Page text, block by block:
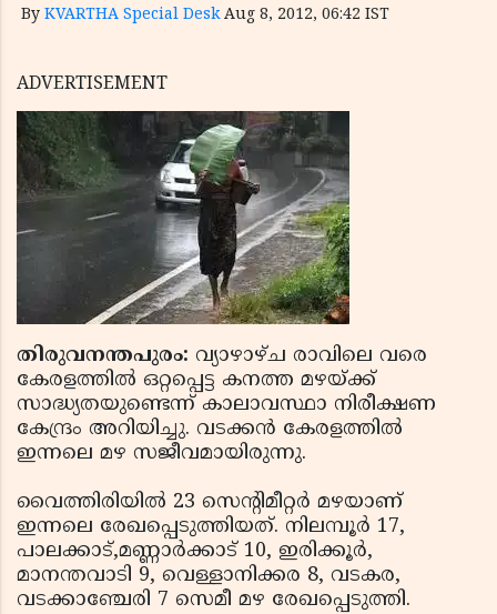
By KVARTHA Special Desk Aug 8, 2012, 06:42 IST
ADVERTISEMENT
തിരുവനന്തപുരം: വ്യാഴാഴ്ച രാവിലെ വരെ
കേരളത്തില്‍ ഒറ്റപ്പെട്ട കനത്ത മഴയ്ക്ക്
സാദ്ധ്യതയുണ്ടെന്ന് കാലാവസ്ഥാ നിരീക്ഷണ
കേന്ദ്രം അറിയിച്ചു. വടക്കന്‍ കേരളത്തില്‍
ഇന്നലെ മഴ സജീവമായിരുന്നു.
വൈത്തിരിയില്‍ 23 സെന്റിമീറ്റര്‍ മഴയാണ്
ഇന്നലെ രേഖപ്പെടുത്തിയത്. നിലമ്പൂര്‍ 17,
പാലക്കാട്,മണ്ണാര്‍ക്കാട് 10, ഇരിക്കൂര്‍,
മാനന്തവാടി 9, വെള്ളാനിക്കര 8, വടകര,
വടക്കാഞ്ചേരി 7 സെമീ മഴ രേഖപ്പെടുത്തി.